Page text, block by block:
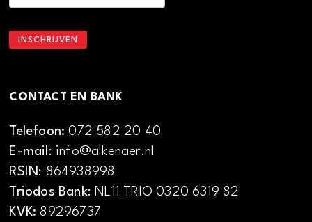
CONTACT EN BANK
Telefoon:072 582 20 40
E-mail: info@alkenaer.nl
RSIN: 864938998
Triodos Bank: NL11 TRIO 0320 6319 82
KVK: 89296737